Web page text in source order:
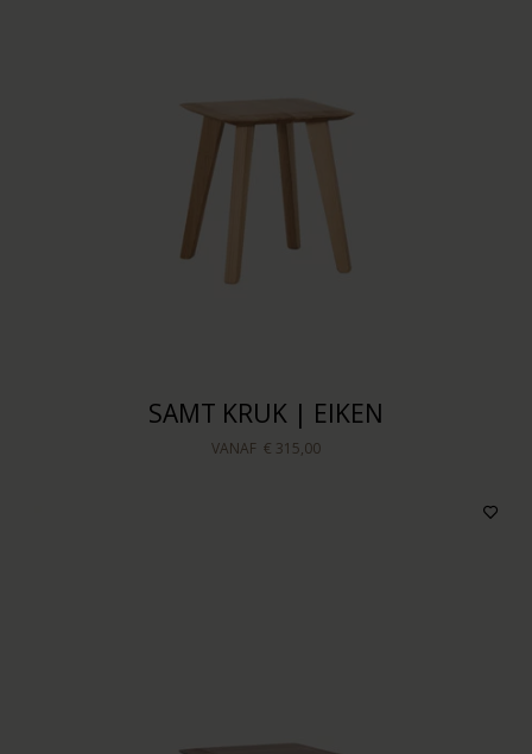
SAMT KRUK | EIKEN
VANAF € 315,00